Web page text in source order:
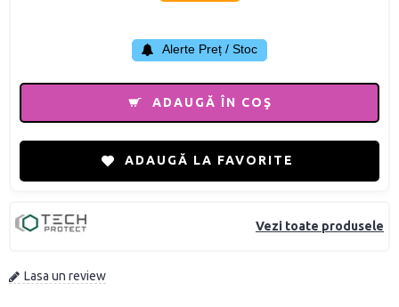
Vezi toate produsele
Lasa un review
Alerte Preț / Stoc
ADAUGĂ ÎN COŞ
ADAUGĂ LA FAVORITE